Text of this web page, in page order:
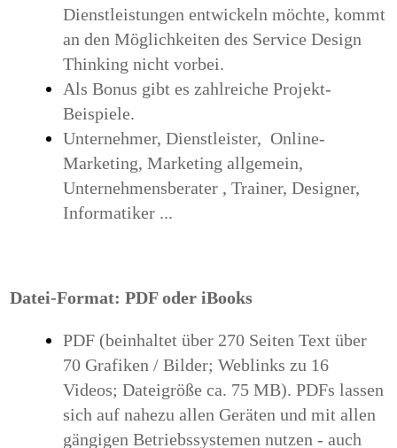
Dienstleistungen entwickeln möchte, kommt
an den Möglichkeiten des Service Design
Thinking nicht vorbei.
Als Bonus gibt es zahlreiche Projekt-
Beispiele.
Unternehmer, Dienstleister, Online-
Marketing, Marketing allgemein,
Unternehmensberater , Trainer, Designer,
Informatiker ...
Datei-Format: PDF oder iBooks
PDF (beinhaltet über 270 Seiten Text über
70 Grafiken / Bilder; Weblinks zu 16
Videos; Dateigröße ca. 75 MB). PDFs lassen
sich auf nahezu allen Geräten und mit allen
gängigen Betriebssystemen nutzen - auch